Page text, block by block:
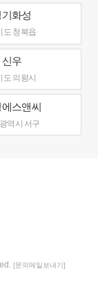
기화성
도 청북읍
신우
도 의왕시
스앤씨
역시 서구
[문의메일보내기]